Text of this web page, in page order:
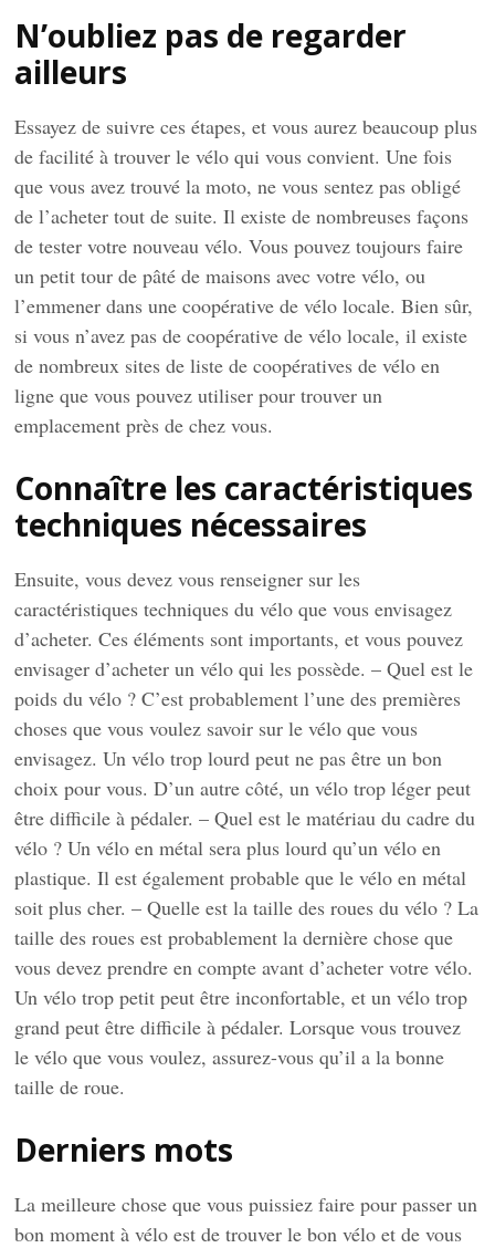
N’oubliez pas de regarder
ailleurs
Essayez de suivre ces étapes, et vous aurez beaucoup plus
de facilité à trouver le vélo qui vous convient. Une fois
que vous avez trouvé la moto, ne vous sentez pas obligé
de l’acheter tout de suite. Il existe de nombreuses façons
de tester votre nouveau vélo. Vous pouvez toujours faire
un petit tour de pâté de maisons avec votre vélo, ou
l’emmener dans une coopérative de vélo locale. Bien sûr,
si vous n’avez pas de coopérative de vélo locale, il existe
de nombreux sites de liste de coopératives de vélo en
ligne que vous pouvez utiliser pour trouver un
emplacement près de chez vous.
Connaître les caractéristiques
techniques nécessaires
Ensuite, vous devez vous renseigner sur les
caractéristiques techniques du vélo que vous envisagez
d’acheter. Ces éléments sont importants, et vous pouvez
envisager d’acheter un vélo qui les possède. – Quel est le
poids du vélo ? C’est probablement l’une des premières
choses que vous voulez savoir sur le vélo que vous
envisagez. Un vélo trop lourd peut ne pas être un bon
choix pour vous. D’un autre côté, un vélo trop léger peut
être difficile à pédaler. – Quel est le matériau du cadre du
vélo ? Un vélo en métal sera plus lourd qu’un vélo en
plastique. Il est également probable que le vélo en métal
soit plus cher. – Quelle est la taille des roues du vélo ? La
taille des roues est probablement la dernière chose que
vous devez prendre en compte avant d’acheter votre vélo.
Un vélo trop petit peut être inconfortable, et un vélo trop
grand peut être difficile à pédaler. Lorsque vous trouvez
le vélo que vous voulez, assurez-vous qu’il a la bonne
taille de roue.
Derniers mots
La meilleure chose que vous puissiez faire pour passer un
bon moment à vélo est de trouver le bon vélo et de vous